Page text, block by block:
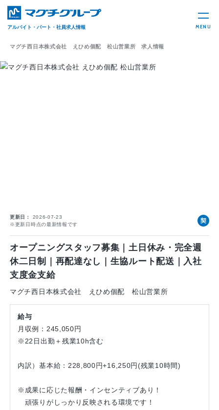
アルバイト・パート・社員求人情報 MENU
マグチ西日本株式会社 えひめ個配 松山営業所 求人情報
更新日
2026-07-23
※更新日時点の最新情報です
契
社
オープニングスタッフ募集｜土日休み・完全週
休二日制｜再配達なし｜生協ルート配送｜入社
支度金支給
マグチ西日本株式会社 えひめ個配 松山営業所
給与
月収例：245,050円
※22日出勤＋残業10h含む
内訳）基本給：228,800円+16,250円(残業10時間)
※成果に応じた報酬・インセンティブあり！
頑張りがしっかり反映される環境です！